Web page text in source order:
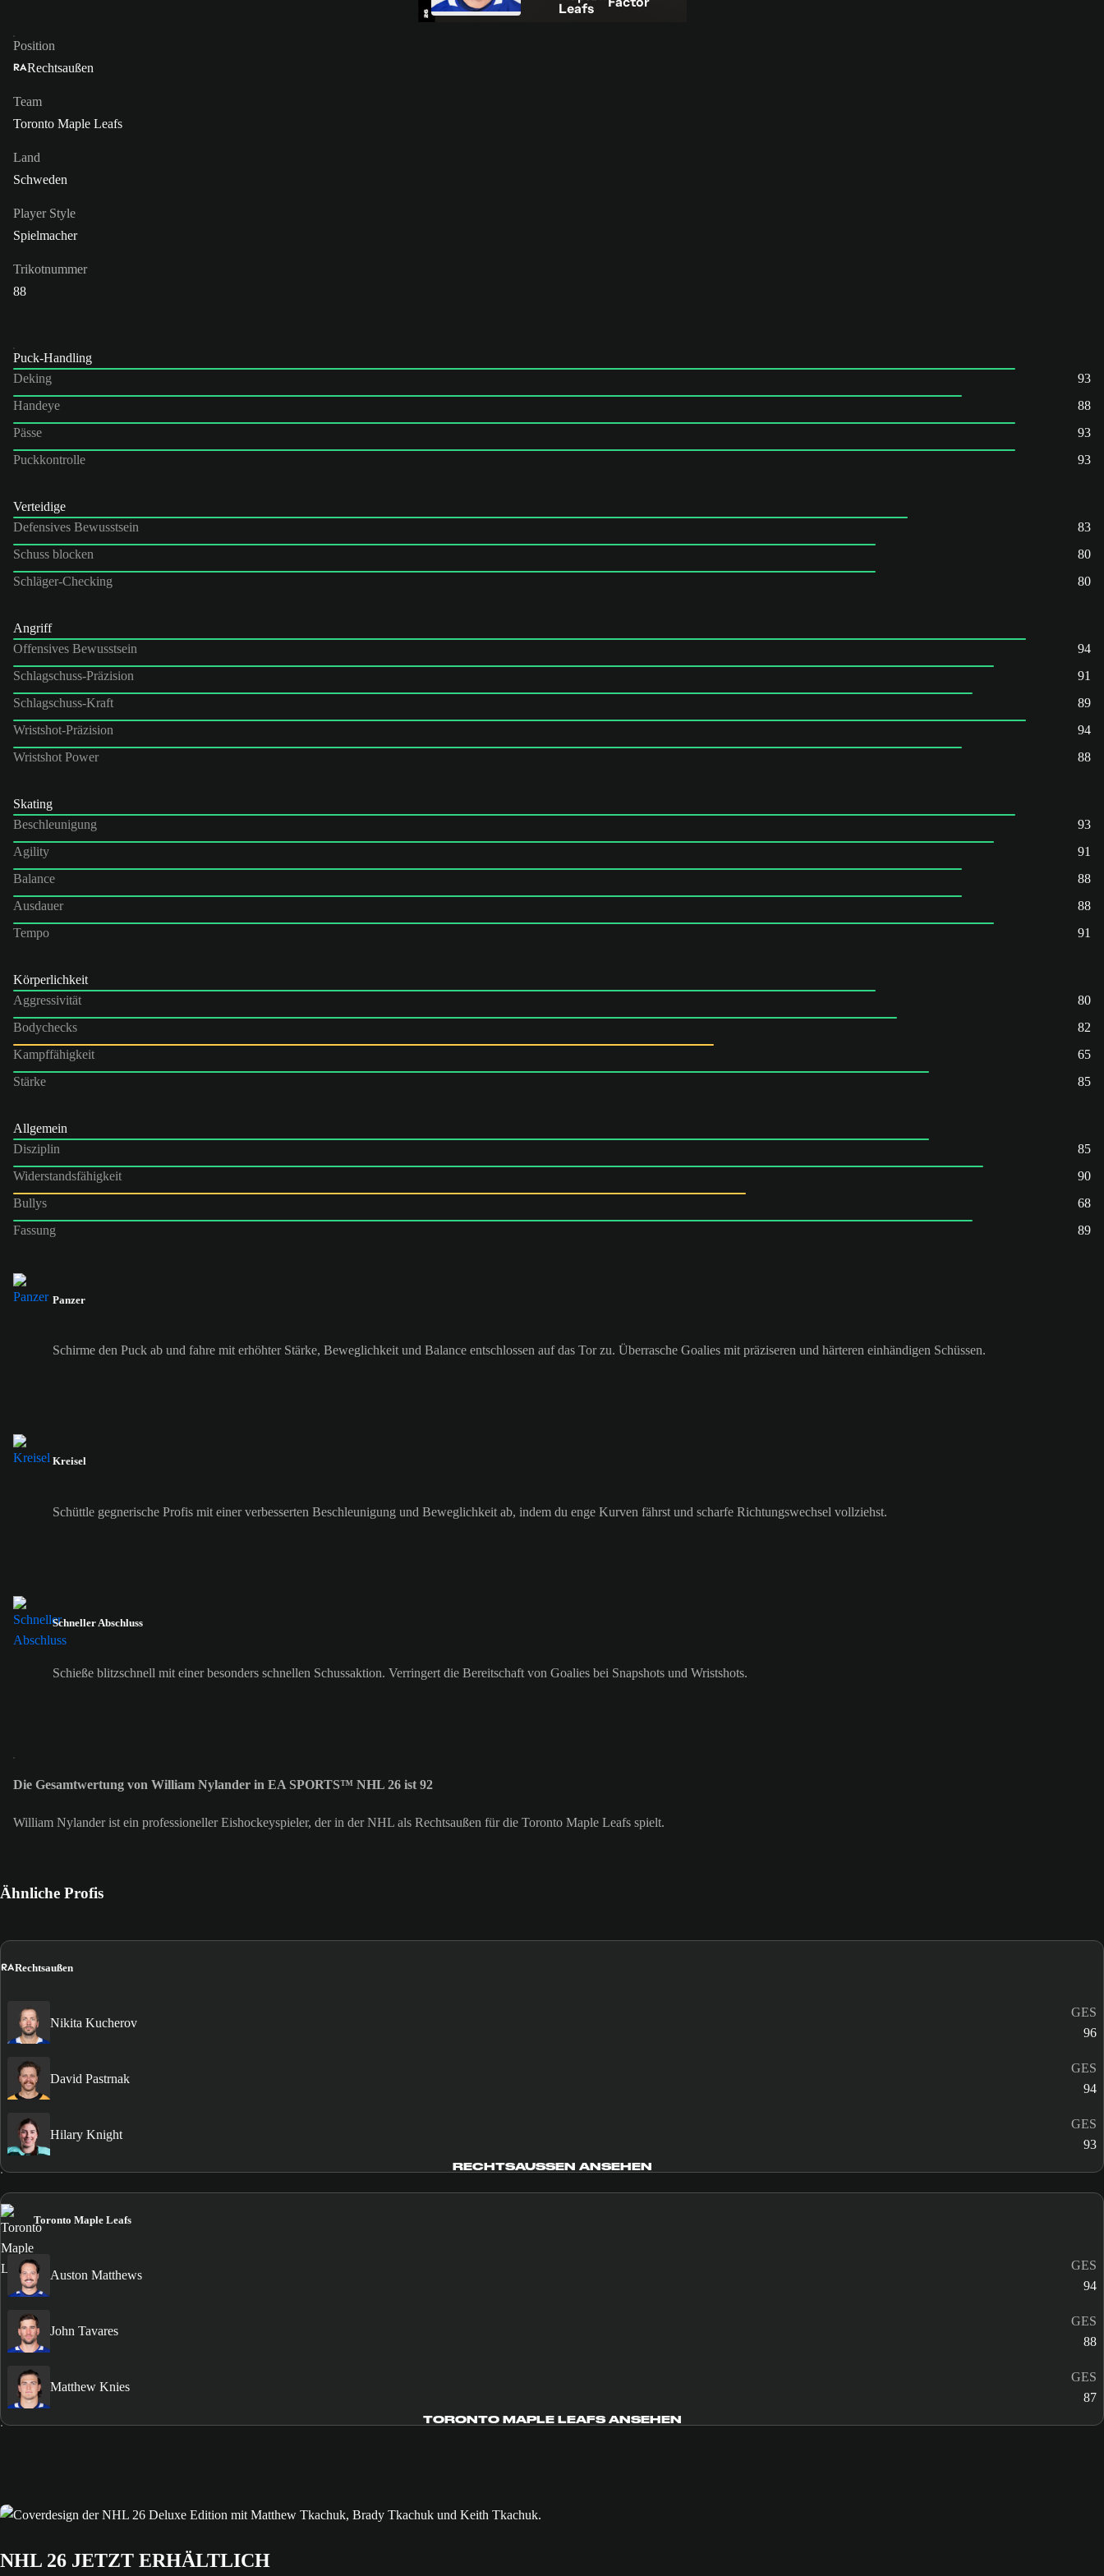
Position
RARechtsaußen
Team
Toronto Maple Leafs
Land
Schweden
Player Style
Spielmacher
Trikotnummer
88
Puck-Handling
Deking
93
Handeye
88
Pässe
93
Puckkontrolle
93
Verteidige
Defensives Bewusstsein
83
Schuss blocken
80
Schläger-Checking
80
Angriff
Offensives Bewusstsein
94
Schlagschuss-Präzision
91
Schlagschuss-Kraft
89
Wristshot-Präzision
94
Wristshot Power
88
Skating
Beschleunigung
93
Agility
91
Balance
88
Ausdauer
88
Tempo
91
Körperlichkeit
Aggressivität
80
Bodychecks
82
Kampffähigkeit
65
Stärke
85
Allgemein
Disziplin
85
Widerstandsfähigkeit
90
Bullys
68
Fassung
89
Panzer
Schirme den Puck ab und fahre mit erhöhter Stärke, Beweglichkeit und Balance entschlossen auf das Tor zu. Überrasche Goalies mit präziseren und härteren einhändigen Schüssen.
Kreisel
Schüttle gegnerische Profis mit einer verbesserten Beschleunigung und Beweglichkeit ab, indem du enge Kurven fährst und scharfe Richtungswechsel vollziehst.
Schneller Abschluss
Schieße blitzschnell mit einer besonders schnellen Schussaktion. Verringert die Bereitschaft von Goalies bei Snapshots und Wristshots.
Die Gesamtwertung von William Nylander in EA SPORTS™ NHL 26 ist 92
William Nylander ist ein professioneller Eishockeyspieler, der in der NHL als Rechtsaußen für die Toronto Maple Leafs spielt.
Ähnliche Profis
RARechtsaußen
Nikita Kucherov
GES
96
David Pastrnak
GES
94
Hilary Knight
GES
93
RECHTSAUSSEN ANSEHEN
Toronto Maple Leafs
Auston Matthews
GES
94
John Tavares
GES
88
Matthew Knies
GES
87
TORONTO MAPLE LEAFS ANSEHEN
NHL 26 JETZT ERHÄLTLICH